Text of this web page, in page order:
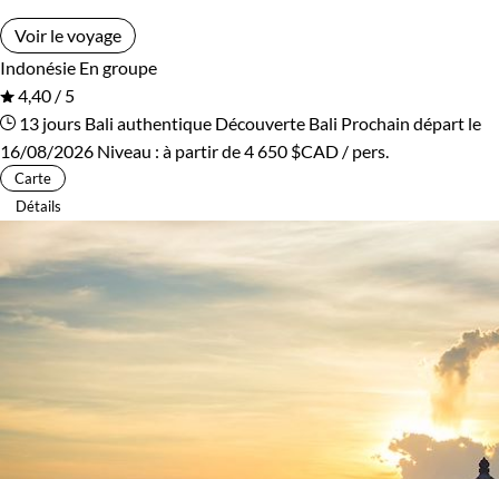
Voir le voyage
Indonésie En groupe
4,40 / 5
13 jours Bali authentique Découverte Bali Prochain départ le
16/08/2026 Niveau : à partir de4 650 $CAD / pers.
Carte
Détails